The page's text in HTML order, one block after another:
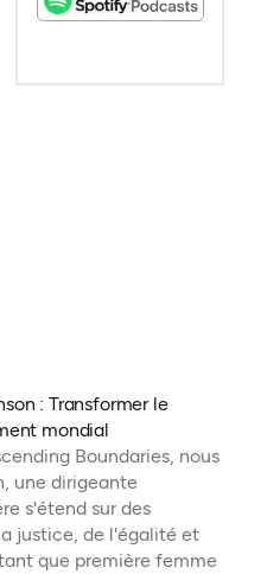
: Transformer le
mondial
Boundaries, nous
une dirigeante
s'étend sur des
justice, de l'égalité et
que première femme